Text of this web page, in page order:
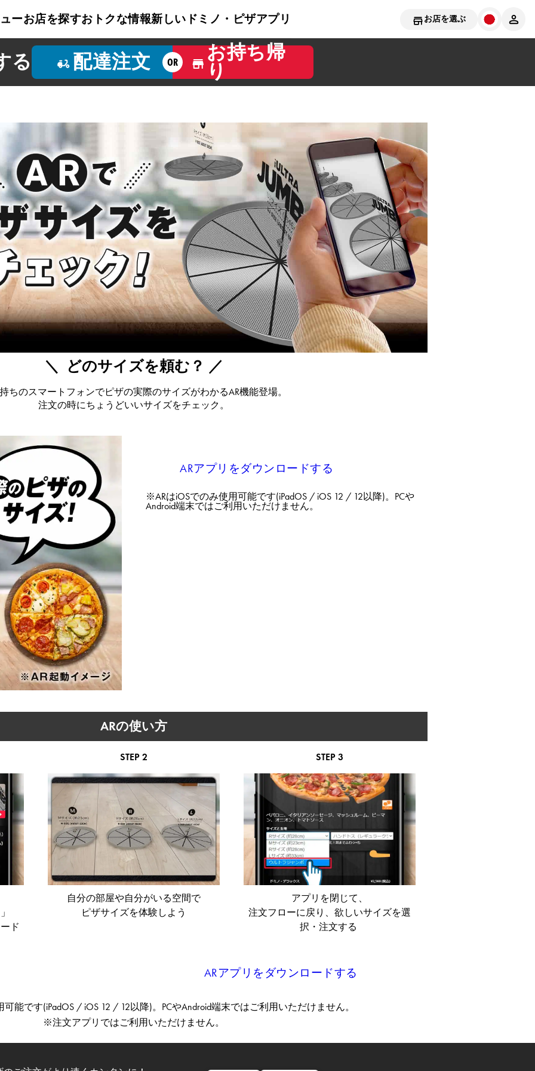
お店を選ぶ
ーお店を探すおトクな情報新しいドミノ・ピザアプリ
る 配達注文 OR
お持ち帰
り
＼ どのサイズを頼む？​ ／
ちのスマートフォンでピザの実際のサイズがわかるAR機能登場。
注文の時にちょうどいいサイズをチェック。​​
ARアプリをダウンロードする
※ARはiOS​でのみ使用可能です(iPadOS / iOS 12 / 12以降)。​PCや
Android端末ではご利用いただけません。​​​​
ARの使い方​
ド
STEP 2
自分の部屋や自分がいる空間で
ピザサイズを体験しよう​
STEP 3
アプリを閉じて、
注文フローに戻り、欲しいサイズを選
択・注文する ​
ARアプリをダウンロードする
能です(iPadOS / iOS 12 / 12以降)。​PCやAndroid端末ではご利用いただけません。​​
※注文アプリではご利用いただけません。